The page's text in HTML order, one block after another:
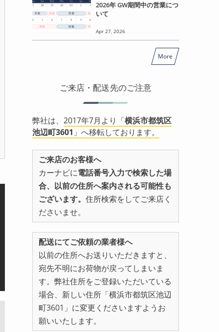
2026年 GW期間中の営業につ
いて
Apr 27, 2026
More
ご来店・配送先のご注意
弊社は、 2017年7月より「横浜市都筑区
池辺町3601 」へ移転しております。
ご来店のお客様へ
カーナビに電話番号入力で検索した場
合、以前の住所へ案内される可能性も
ございます。 住所検索をしてご来店く
ださいませ。
配送にてご依頼の業者様へ
以前の住所へお送りいただきますと、
宛先不明にお荷物が戻ってしまいま
す。弊社住所をご登録いただいている
場合、新しい住所「横浜市都筑区池辺
町3601」に変更くださいますようお
願いいたします。